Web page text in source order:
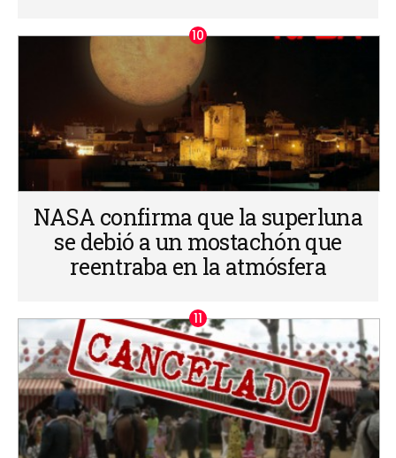
NASA confirma que la superluna
se debió a un mostachón que
reentraba en la atmósfera